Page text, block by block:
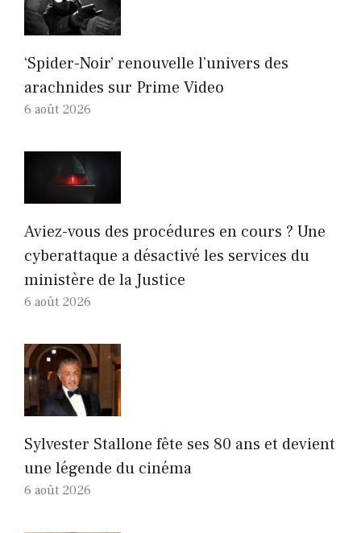
‘Spider-Noir’ renouvelle l’univers des
arachnides sur Prime Video
6 août 2026
Aviez-vous des procédures en cours ? Une
cyberattaque a désactivé les services du
ministère de la Justice
6 août 2026
Sylvester Stallone fête ses 80 ans et devient
une légende du cinéma
6 août 2026